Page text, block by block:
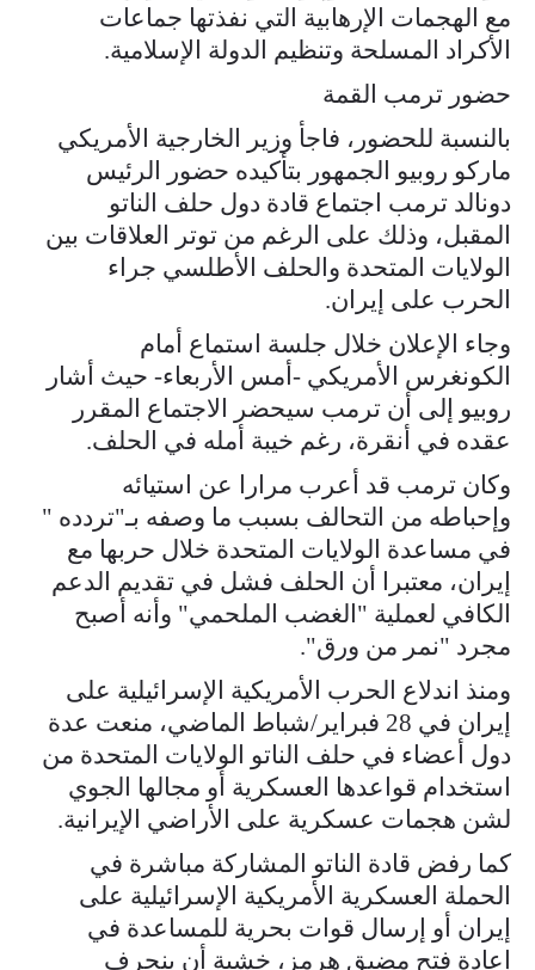
مع الهجمات الإرهابية التي نفذتها جماعات
الأكراد المسلحة وتنظيم الدولة الإسلامية.
حضور ترمب القمة
بالنسبة للحضور، فاجأ وزير الخارجية الأمريكي
ماركو روبيو الجمهور بتأكيده حضور الرئيس
دونالد ترمب اجتماع قادة دول حلف الناتو
المقبل، وذلك على الرغم من توتر العلاقات بين
الولايات المتحدة والحلف الأطلسي جراء
الحرب على إيران.
وجاء الإعلان خلال جلسة استماع أمام
الكونغرس الأمريكي -أمس الأربعاء- حيث أشار
روبيو إلى أن ترمب سيحضر الاجتماع المقرر
عقده في أنقرة، رغم خيبة أمله في الحلف.
وكان ترمب قد أعرب مرارا عن استيائه
وإحباطه من التحالف بسبب ما وصفه بـ"تردده "
في مساعدة الولايات المتحدة خلال حربها مع
إيران، معتبرا أن الحلف فشل في تقديم الدعم
الكافي لعملية "الغضب الملحمي" وأنه أصبح
مجرد "نمر من ورق".
ومنذ اندلاع الحرب الأمريكية الإسرائيلية على
إيران في 28 فبراير/شباط الماضي، منعت عدة
دول أعضاء في حلف الناتو الولايات المتحدة من
استخدام قواعدها العسكرية أو مجالها الجوي
لشن هجمات عسكرية على الأراضي الإيرانية.
كما رفض قادة الناتو المشاركة مباشرة في
الحملة العسكرية الأمريكية الإسرائيلية على
إيران أو إرسال قوات بحرية للمساعدة في
إعادة فتح مضيق هرمز، خشية أن ينجرف